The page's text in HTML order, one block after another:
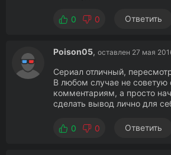
0 0 Ответить
Poison05, оставлен 27 мая
Сериал отличный,
В любом случае не советую
комментариям, а просто
сделать вывод лично для
0 0 Ответить